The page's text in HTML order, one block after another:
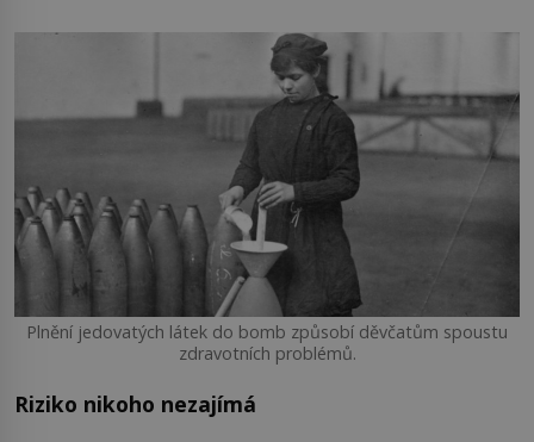
Plnění jedovatých látek do bomb způsobí děvčatům spoustu
zdravotních problémů.
Riziko nikoho nezajímá